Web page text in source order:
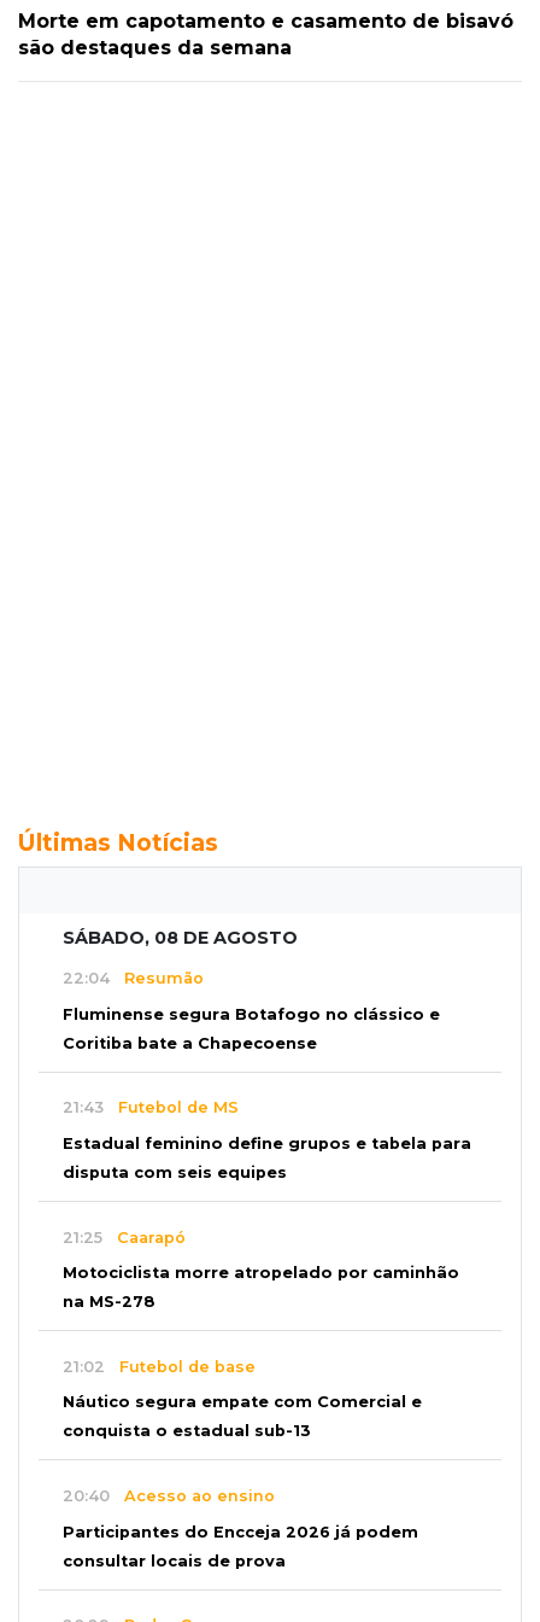
Morte em capotamento e casamento de bisavó
são destaques da semana
Últimas Notícias
SÁBADO, 08 DE AGOSTO
22:04 Resumão
Fluminense segura Botafogo no clássico e
Coritiba bate a Chapecoense
21:43 Futebol de MS
Estadual feminino define grupos e tabela para
disputa com seis equipes
21:25 Caarapó
Motociclista morre atropelado por caminhão
na MS-278
21:02 Futebol de base
Náutico segura empate com Comercial e
conquista o estadual sub-13
20:40 Acesso ao ensino
Participantes do Encceja 2026 já podem
consultar locais de prova